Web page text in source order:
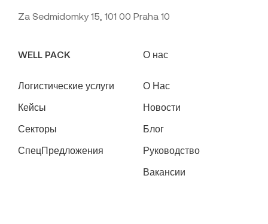
Za Sedmidomky 15, 101 00 Praha 10
WELL PACK
Логистические услуги
Кейсы
Секторы
СпецПредложения
О нас
О Нас
Новости
Блог
Руководство
Вакансии